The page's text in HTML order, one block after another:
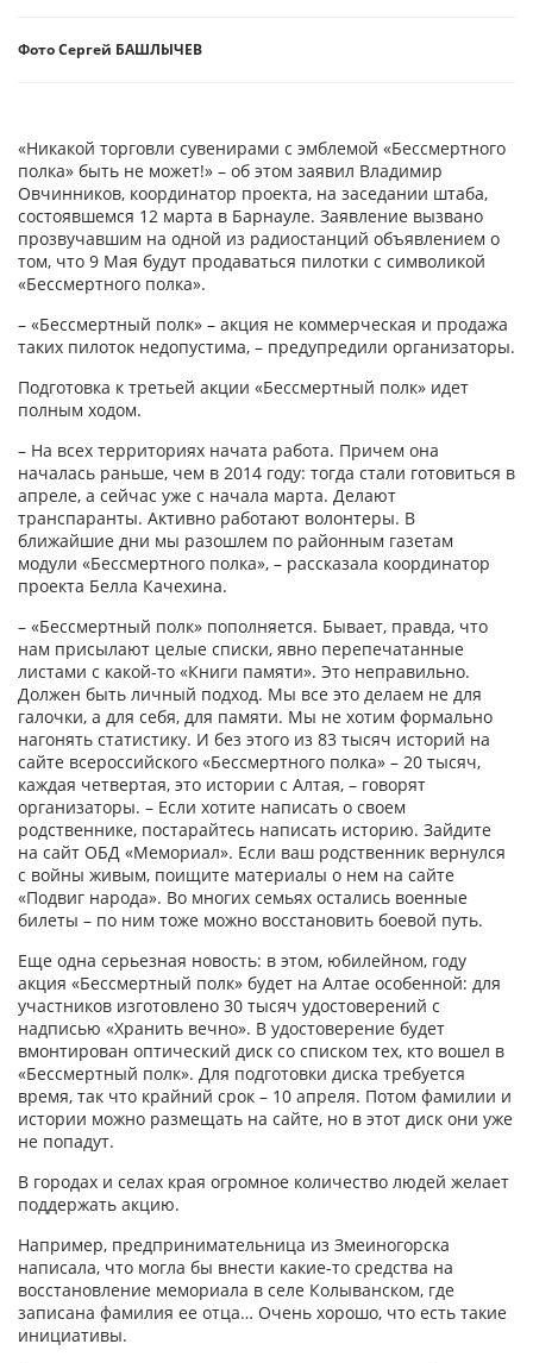
Фото Сергей БАШЛЫЧЕВ
«Никакой торговли сувенирами с эмблемой «Бессмертного
полка» быть не может!» – об этом заявил Владимир
Овчинников, координатор проекта, на заседании штаба,
состоявшемся 12 марта в Барнауле. Заявление вызвано
прозвучавшим на одной из радиостанций объявлением о
том, что 9 Мая будут продаваться пилотки с символикой
«Бессмертного полка».
– «Бессмертный полк» – акция не коммерческая и продажа
таких пилоток недопустима, – предупредили организаторы.
Подготовка к третьей акции «Бессмертный полк» идет
полным ходом.
– На всех территориях начата работа. Причем она
началась раньше, чем в 2014 году: тогда стали готовиться в
апреле, а сейчас уже с начала марта. Делают
транспаранты. Активно работают волонтеры. В
ближайшие дни мы разошлем по районным газетам
модули «Бессмертного полка», – рассказала координатор
проекта Белла Качехина.
– «Бессмертный полк» пополняется. Бывает, правда, что
нам присылают целые списки, явно перепечатанные
листами с какой-то «Книги памяти». Это неправильно.
Должен быть личный подход. Мы все это делаем не для
галочки, а для себя, для памяти. Мы не хотим формально
нагонять статистику. И без этого из 83 тысяч историй на
сайте всероссийского «Бессмертного полка» – 20 тысяч,
каждая четвертая, это истории с Алтая, – говорят
организаторы. – Если хотите написать о своем
родственнике, постарайтесь написать историю. Зайдите
на сайт ОБД «Мемориал». Если ваш родственник вернулся
с войны живым, поищите материалы о нем на сайте
«Подвиг народа». Во многих семьях остались военные
билеты – по ним тоже можно восстановить боевой путь.
Еще одна серьезная новость: в этом, юбилейном, году
акция «Бессмертный полк» будет на Алтае особенной: для
участников изготовлено 30 тысяч удостоверений с
надписью «Хранить вечно». В удостоверение будет
вмонтирован оптический диск со списком тех, кто вошел в
«Бессмертный полк». Для подготовки диска требуется
время, так что крайний срок – 10 апреля. Потом фамилии и
истории можно размещать на сайте, но в этот диск они уже
не попадут.
В городах и селах края огромное количество людей желает
поддержать акцию.
Например, предпринимательница из Змеиногорска
написала, что могла бы внести какие-то средства на
восстановление мемориала в селе Колыванском, где
записана фамилия ее отца… Очень хорошо, что есть такие
инициативы.